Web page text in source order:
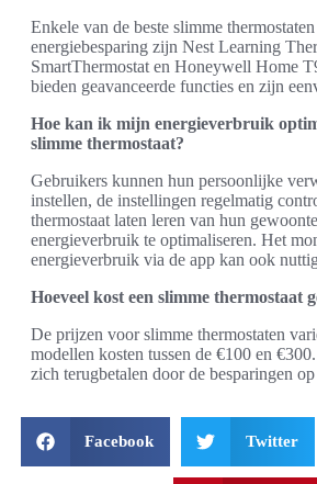
Enkele van de beste slimme
energiebesparing zijn Nest Learning
SmartThermostat en Honeywell Home
bieden geavanceerde functies en zijn
Hoe kan ik mijn energieverbruik
slimme thermostaat?
Gebruikers kunnen hun persoonlijke
instellen, de instellingen regelmatig
thermostaat laten leren van hun
energieverbruik te optimaliseren. Het
energieverbruik via de app kan ook
Hoeveel kost een slimme thermostaat
De prijzen voor slimme thermostaten
modellen kosten tussen de €100 en
zich terugbetalen door de besparingen
Facebook Twitter